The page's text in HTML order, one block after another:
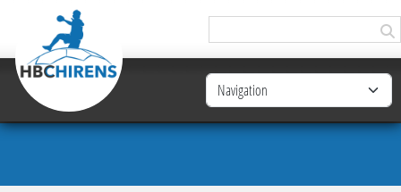
Panneau de gestion des cookies